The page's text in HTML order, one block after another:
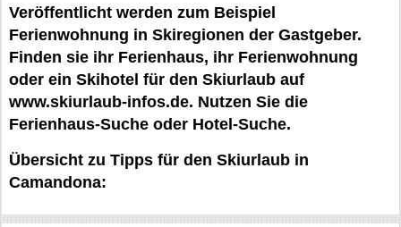
Veröffentlicht werden zum Beispiel
Ferienwohnung in Skiregionen der Gastgeber.
Finden sie ihr Ferienhaus, ihr Ferienwohnung
oder ein Skihotel für den Skiurlaub auf
www.skiurlaub-infos.de. Nutzen Sie die
Ferienhaus-Suche oder Hotel-Suche.
Übersicht zu Tipps für den Skiurlaub in
Camandona: